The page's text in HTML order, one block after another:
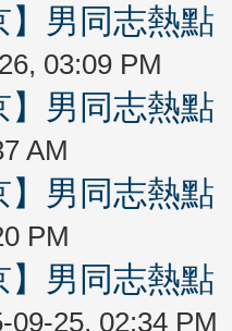
】男同志熱
03:09 PM
】男同志熱
AM
】男同志熱
PM
】男同志熱
09-25, 02:34 PM